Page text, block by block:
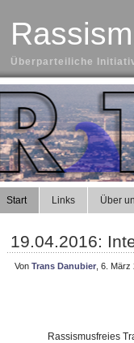
Überparteiliche
Start Links Über
19.04.2016:
Von Trans Danubier , 6.
Rassismusfreies